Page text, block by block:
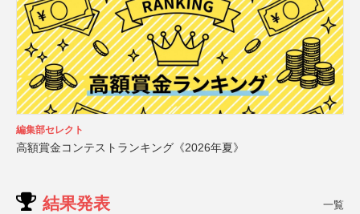
編集部セレクト
高額賞金コンテストランキング《2026年夏》
結果発表 一覧